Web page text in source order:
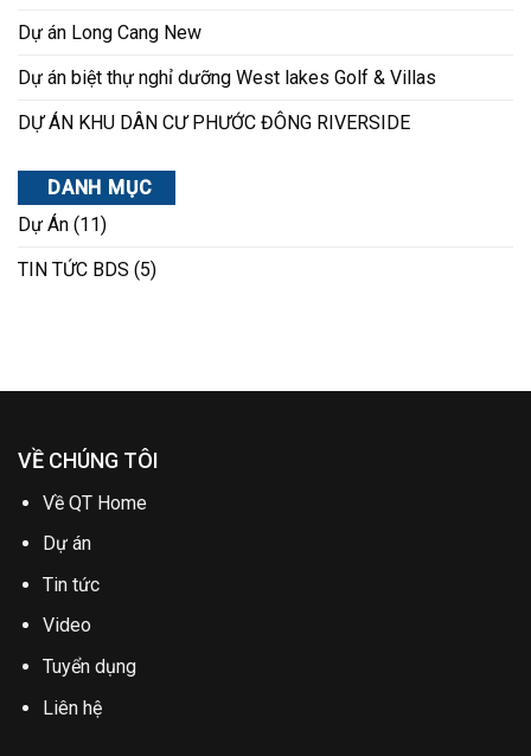
Dự án Long Cang New
Dự án biệt thự nghỉ dưỡng West lakes Golf & Villas
DỰ ÁN KHU DÂN CƯ PHƯỚC ĐÔNG RIVERSIDE
DANH MỤC
Dự Án (11)
TIN TỨC BDS (5)
VỀ CHÚNG TÔI
Về QT Home
Dự án
Tin tức
Video
Tuyển dụng
Liên hệ